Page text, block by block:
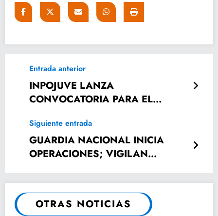
Entrada anterior
INPOJUVE LANZA
CONVOCATORIA PARA EL
“LA VOZ JOVEN SLP”
Siguiente entrada
GUARDIA NACIONAL INICIA
OPERACIONES; VIGILAN
OAXACA.
OTRAS NOTICIAS